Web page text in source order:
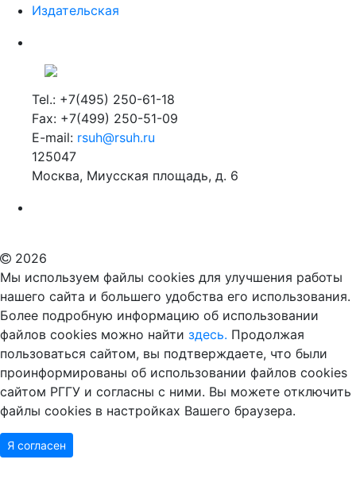
Издательская
Tel.: +7(495) 250-61-18
Fax: +7(499) 250-51-09
E-mail: rsuh@rsuh.ru
125047
Москва, Миусская площадь, д. 6
2026
Мы используем файлы cookies для улучшения работы
нашего сайта и большего удобства его использования.
Более подробную информацию об использовании
файлов cookies можно найти здесь. Продолжая
пользоваться сайтом, вы подтверждаете, что были
проинформированы об использовании файлов cookies
сайтом РГГУ и согласны с ними. Вы можете отключить
файлы cookies в настройках Вашего браузера.
Я согласен